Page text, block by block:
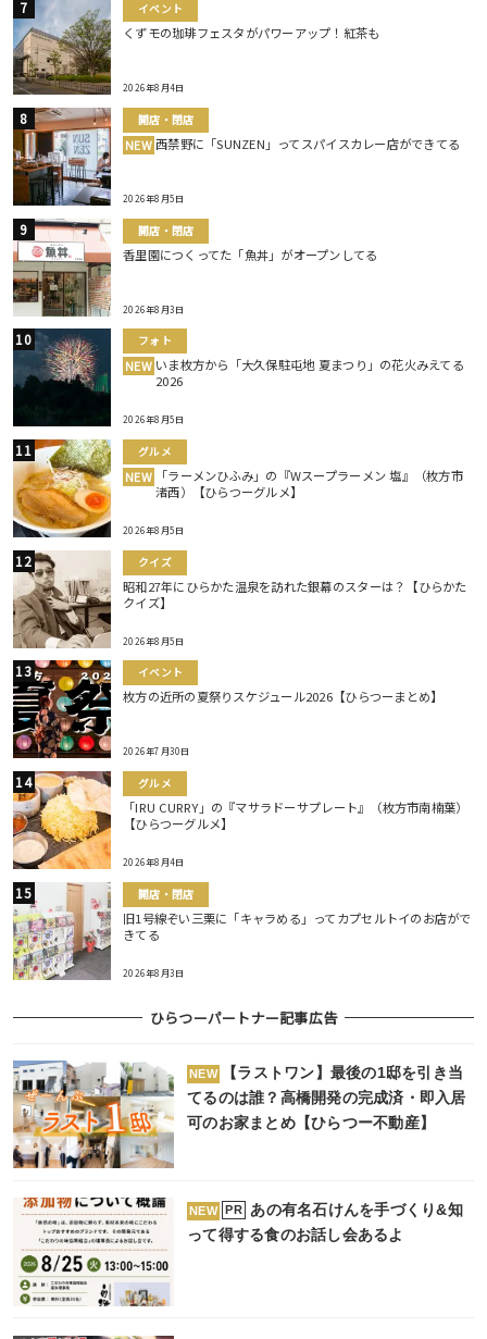
イベント
くずモの珈琲フェスタがパワーアップ！紅茶も
2026年8月4日
開店・閉店
NEW 西禁野に「SUNZEN」ってスパイスカレー店ができてる
2026年8月5日
開店・閉店
香里園につくってた「魚丼」がオープンしてる
2026年8月3日
フォト
NEW いま枚方から「大久保駐屯地 夏まつり」の花火みえてる
2026
2026年8月5日
グルメ
NEW
「ラーメンひふみ」の『Wスープラーメン 塩』（枚方市
渚西）【ひらつーグルメ】
2026年8月5日
クイズ
昭和27年にひらかた温泉を訪れた銀幕のスターは？【ひらかた
クイズ】
2026年8月5日
イベント
枚方の近所の夏祭りスケジュール2026【ひらつーまとめ】
2026年7月30日
グルメ
「IRU CURRY」の『マサラドーサプレート』（枚方市南楠葉）
【ひらつーグルメ】
2026年8月4日
開店・閉店
旧1号線ぞい三栗に「キャラめる」ってカプセルトイのお店がで
きてる
2026年8月3日
ひらつーパートナー記事広告
NEW
【ラストワン】最後の1邸を引き当
てるのは誰？高橋開発の完成済・即入居
可のお家まとめ【ひらつー不動産】
NEW PR
あの有名石けんを手づくり&知
って得する食のお話し会あるよ